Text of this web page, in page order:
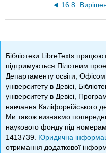
Бібліотеки LibreTexts
підтримуються Пілотним
Департаменту освіти,
університету в Девісі,
університету в Девісі,
навчання Каліфорнійського
Ми також визнаємо
наукового фонду під
1413739. Юридична
отримання додаткової